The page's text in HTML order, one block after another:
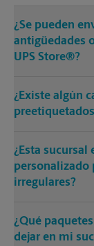
¿Se pueden
antigüedades
UPS Store®?
¿Existe algún
¿Esta sucursal
personalizado
irregulares?
¿Qué
dejar en mi